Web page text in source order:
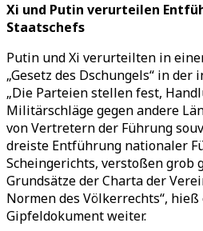
Xi und Putin verurteilen
Staatschefs
Putin und Xi verurteilten in
„Gesetz des Dschungels“ in
„Die Parteien stellen fest,
Militärschläge gegen andere
von Vertretern der Führung
dreiste Entführung nationaler
Scheingerichts, verstoßen grob
Grundsätze der Charta der
Normen des Völkerrechts“, hieß
Gipfeldokument weiter.